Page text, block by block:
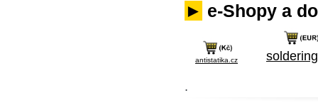
► e-Shopy a
antistatika.cz
.